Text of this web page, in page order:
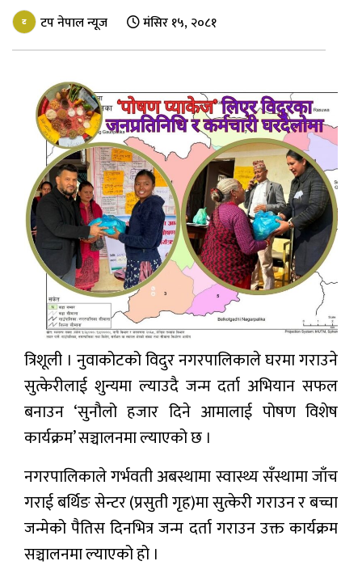
मनोरन्जन
प्रबास
स्वास्थ्य
English
टप नेपाल न्यूज मंसिर १५, २०८१
त्रिशूली । नुवाकोटको विदुर नगरपालिकाले घरमा गराउने
सुत्केरीलाई शुन्यमा ल्याउदै जन्म दर्ता अभियान सफल
बनाउन ‘सुनौलो हजार दिने आमालाई पोषण विशेष
कार्यक्रम’ सञ्चालनमा ल्याएको छ ।
नगरपालिकाले गर्भवती अबस्थामा स्वास्थ्य सँस्थामा जाँच
गराई बर्थिङ सेन्टर (प्रसुती गृह)मा सुत्केरी गराउन र बच्चा
जन्मेको पैतिस दिनभित्र जन्म दर्ता गराउन उक्त कार्यक्रम
सञ्चालनमा ल्याएको हो ।